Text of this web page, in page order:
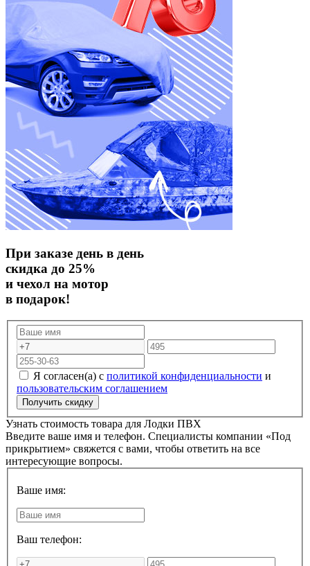
При заказе день в день
скидка до 25%
и чехол на мотор
в подарок!
Я согласен(а) с политикой конфиденциальности и
пользовательским соглашением
Узнать стоимость товара для Лодки ПВХ
Введите ваше имя и телефон. Специалисты компании «Под
прикрытием» свяжется с вами, чтобы ответить на все
интересующие вопросы.
Ваше имя:
Ваш телефон: